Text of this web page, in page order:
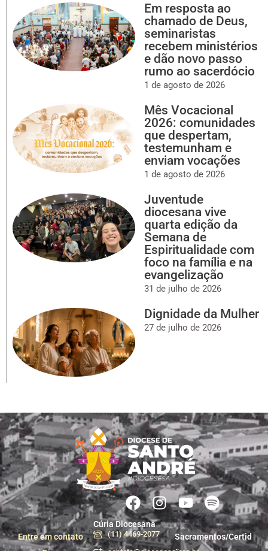
Em resposta ao
chamado de Deus,
seminaristas
recebem ministérios
e dão novo passo
rumo ao sacerdócio
1 de agosto de 2026
Mês Vocacional
2026: comunidades
que despertam,
testemunham e
enviam vocações
1 de agosto de 2026
Juventude
diocesana vive
quarta edição da
Semana de
Espiritualidade com
foco na família e na
evangelização
31 de julho de 2026
Dignidade da Mulher
27 de julho de 2026
Entre em contato
Cúria Diocesana
(11) 4469-2077
Sacramentos/Certid